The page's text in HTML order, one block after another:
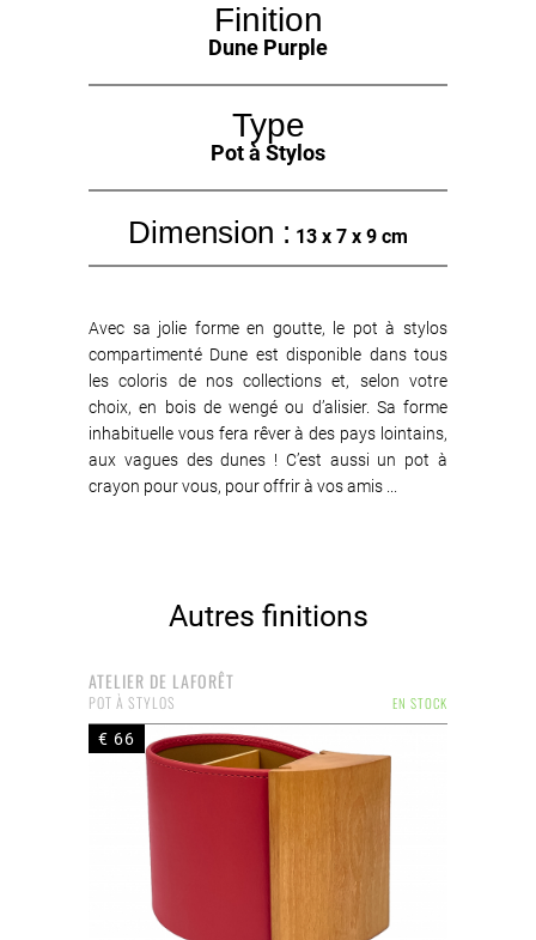
Finition
Dune Purple
Type
Pot à Stylos
Dimension : 13 x 7 x 9 cm
Avec sa jolie forme en goutte, le pot à stylos
compartimenté Dune est disponible dans tous
les coloris de nos collections et, selon votre
choix, en bois de wengé ou d’alisier. Sa forme
inhabituelle vous fera rêver à des pays lointains,
aux vagues des dunes ! C’est aussi un pot à
crayon pour vous, pour offrir à vos amis ...
Autres finitions
ATELIER DE LAFORÊT
EN STOCK
POT À STYLOS
€ 66